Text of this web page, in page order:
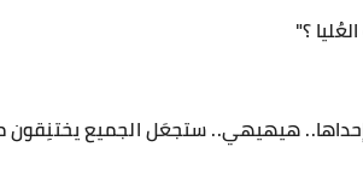
؟"
هيهيهي.. ستجعَل الجميع